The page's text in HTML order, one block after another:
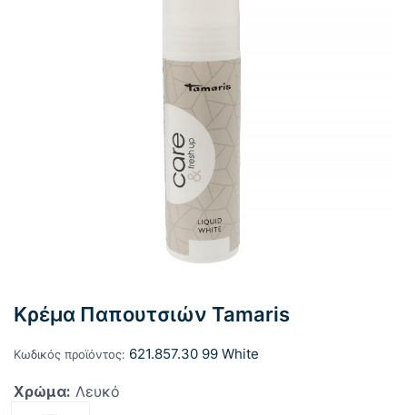
Κρέμα Παπουτσιών Tamaris
Κωδικός προϊόντος: 621.857.30 99 White
Χρώμα: Λευκό